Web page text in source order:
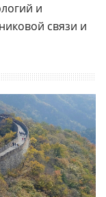
и
связи и